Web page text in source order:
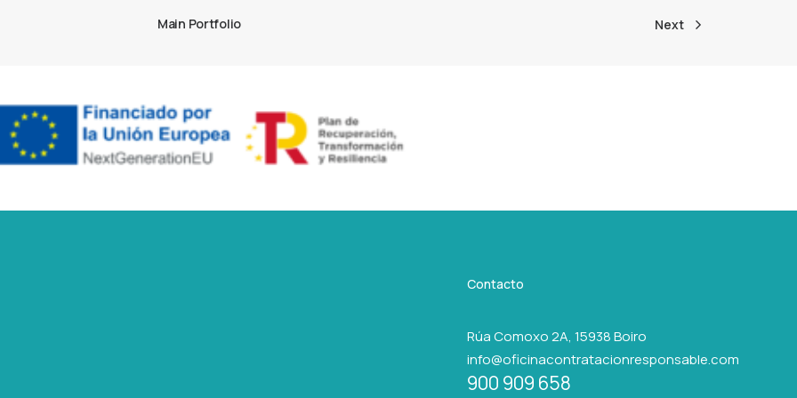
Main Portfolio Next
Contacto
Rúa Comoxo 2A, 15938 Boiro
info@oficinacontratacionresponsable.com
900 909 658